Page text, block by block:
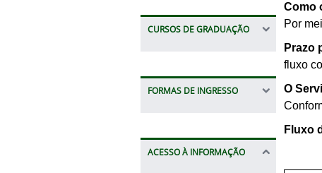
CURSOS DE GRADUAÇÃO
FORMAS DE INGRESSO
ACESSO À INFORMAÇÃO
Como
Por
Prazo
fluxo
O
Fluxo